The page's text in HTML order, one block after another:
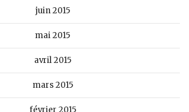
juin 2015
mai 2015
avril 2015
mars 2015
février 2015